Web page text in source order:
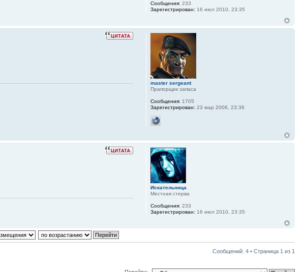
Сообщения: 233
Зарегистрирован: 16 июл 2010, 23:35
master sergeant
Прапорщик запаса
Сообщения: 1705
Зарегистрирован: 23 мар 2006, 23:36
Искательница
Местная стерва
Сообщения: 233
Зарегистрирован: 16 июл 2010, 23:35
Сообщений: 4 • Страница 1 из 1